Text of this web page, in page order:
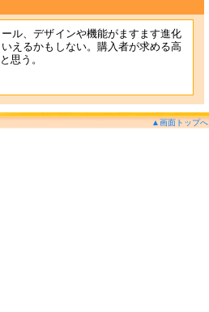
ル、デザインや機能がますます進化
えるかもしない。購入者が求める高
思う。
▲画面トップへ